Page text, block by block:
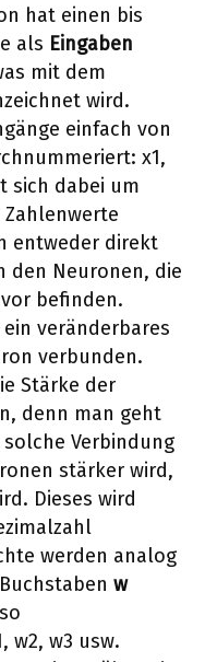
hat einen bis
als Eingaben
mit dem
wird.
einfach von
x1,
sich dabei um
Zahlenwerte
entweder direkt
den Neuronen, die
befinden.
veränderbares
verbunden.
Stärke der
denn man geht
Verbindung
stärker wird,
Dieses wird
werden analog
w
w2, w3 usw.